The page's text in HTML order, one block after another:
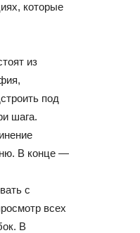
которые
из
под
шага.
В конце —
с
всех
В